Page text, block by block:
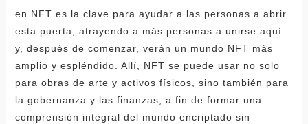
en NFT es la clave para ayudar a las personas a abrir
esta puerta, atrayendo a más personas a unirse aquí
y, después de comenzar, verán un mundo NFT más
amplio y espléndido. Allí, NFT se puede usar no solo
para obras de arte y activos físicos, sino también para
la gobernanza y las finanzas, a fin de formar una
comprensión integral del mundo encriptado sin